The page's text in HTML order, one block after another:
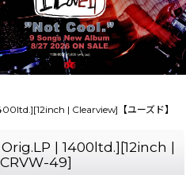
| Clearview]【ユーズド】
| 1400ltd.][12inch |
CRVW-49]